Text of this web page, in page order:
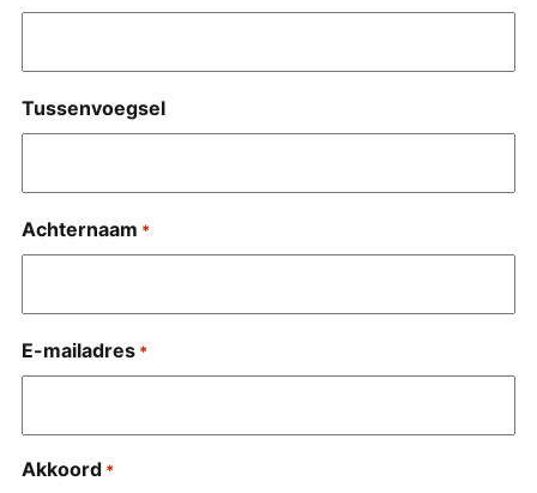
Tussenvoegsel
Achternaam *
E-mailadres *
Akkoord *